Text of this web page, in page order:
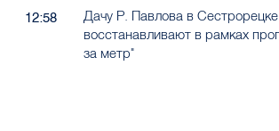
12:58
Дачу Р. Павлова в Сестрорецке
восстанавливают в рамках
за метр"